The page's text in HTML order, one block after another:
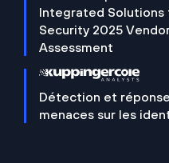
Integrated
Security 2025
Assessment
Détection et
menaces sur les